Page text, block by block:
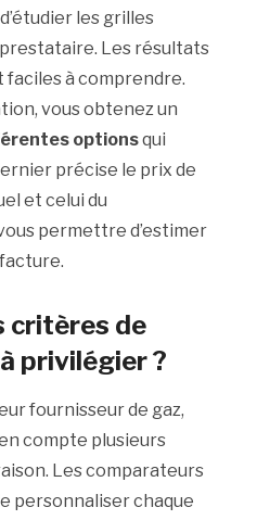
les grilles
Les résultats
faciles à comprendre.
vous obtenez un
optionsqui
précise le prix de
et celui du
permettre d’estimer
critères de
privilégier ?
fournisseur de gaz,
compte plusieurs
Les comparateurs
personnaliser chaque